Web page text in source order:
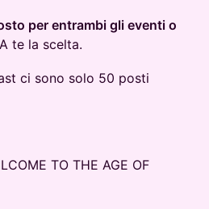
per entrambi gli eventi o
te la scelta.
ci sono solo 50 posti
TO THE AGE OF